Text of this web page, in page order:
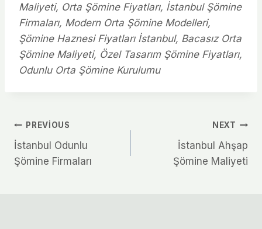
Maliyeti, Orta Şömine Fiyatları, İstanbul Şömine
Firmaları, Modern Orta Şömine Modelleri,
Şömine Haznesi Fiyatları İstanbul, Bacasız Orta
Şömine Maliyeti, Özel Tasarım Şömine Fiyatları,
Odunlu Orta Şömine Kurulumu
Yazı
gezinmesi
PREVIOUS
İstanbul Odunlu
Şömine Firmaları
NEXT
İstanbul Ahşap
Şömine Maliyeti